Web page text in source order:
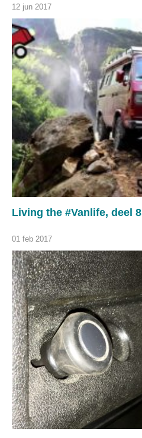
12 jun 2017
Living the #Vanlife, deel 8
01 feb 2017